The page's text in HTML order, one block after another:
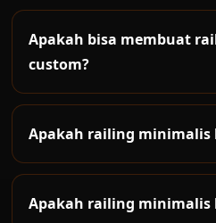
Sangat cocok. Railing
simpel, bersih dan modern
kini.
Apakah bisa membuat
custom?
Bisa. Desain dapat
referensi owner, ukuran
Apakah railing minimalis
Bisa. Railing balkon
rumah, apartemen, villa,
Apakah railing minimalis